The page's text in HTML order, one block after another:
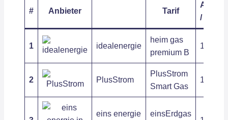
# Anbieter Tarif
/ kWh
1 idealenergie
heim gas
premium B
12,68 ct
2 PlusStrom
PlusStrom
Smart Gas
13,09 ct
eins energie
einsErdgas